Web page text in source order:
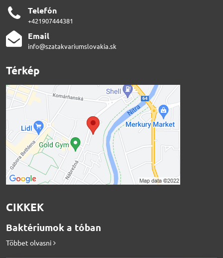
Telefón
+421907444381
Email
info@szatakvariumslovakia.sk
Térkép
CIKKEK
Baktériumok a tóban
Többet olvasni